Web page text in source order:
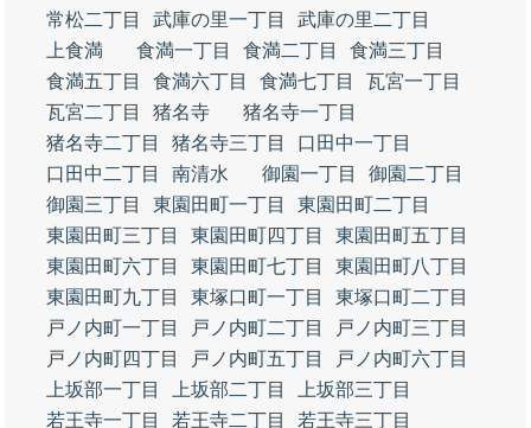
常松二丁目
武庫の里一丁目
武庫の里二丁目
上食満
食満一丁目 食満二丁目
食満三丁目
食満五丁目
食満六丁目 食満七丁目
瓦宮一丁目
瓦宮二丁目
猪名寺
猪名寺一丁目
猪名寺二丁目
猪名寺三丁目
口田中一丁目
口田中二丁目
南清水 御園一丁目
御園二丁目
御園三丁目
東園田町一丁目
東園田町二丁目
東園田町三丁目
東園田町四丁目
東園田町五丁目
東園田町六丁目
東園田町七丁目
東園田町八丁目
東園田町九丁目
東塚口町一丁目
東塚口町二丁目
戸ノ内町一丁目
戸ノ内町二丁目
戸ノ内町三丁目
戸ノ内町四丁目
戸ノ内町五丁目
戸ノ内町六丁目
上坂部一丁目
上坂部二丁目
上坂部三丁目
若王寺一丁目
若王寺二丁目
若王寺三丁目